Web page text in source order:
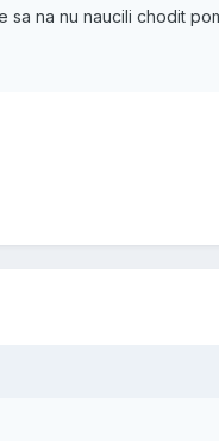
na nu naucili chodit